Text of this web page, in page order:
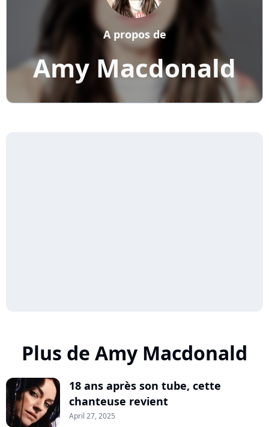
Amy Macdonald
A propos de
Plus de Amy Macdonald
18 ans après son tube, cette
chanteuse revient
April 27, 2025